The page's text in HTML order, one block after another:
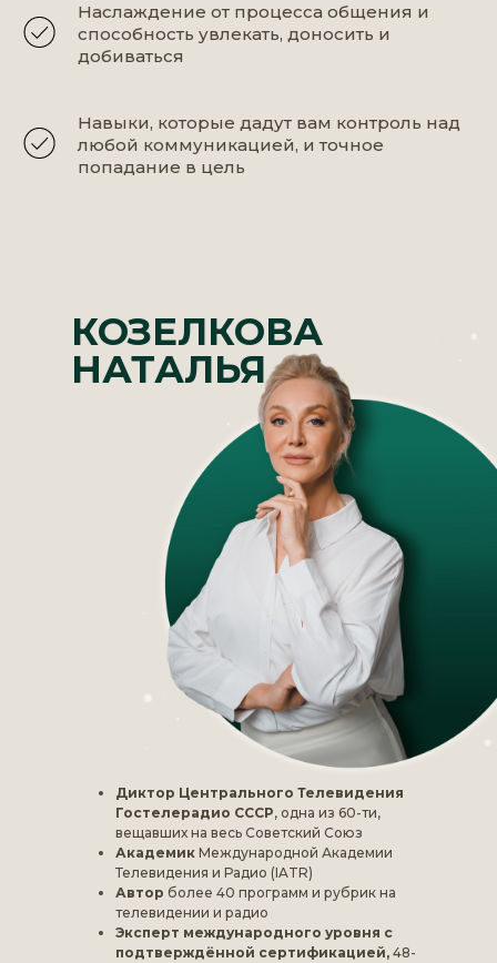
Наслаждение от процесса общения и
способность увлекать, доносить и
добиваться
Навыки, которые дадут вам контроль над
любой коммуникацией, и точное
попадание в цель
КОЗЕЛКОВА
НАТАЛЬЯ
Диктор Центрального Телевидения
Гостелерадио СССР, одна из 60-ти,
вещавших на весь Советский Союз
Академик Международной Академии
Телевидения и Радио (IATR)
Автор более 40 программ и рубрик на
телевидении и радио
Эксперт международного уровня с
подтверждённой сертификацией, 48-